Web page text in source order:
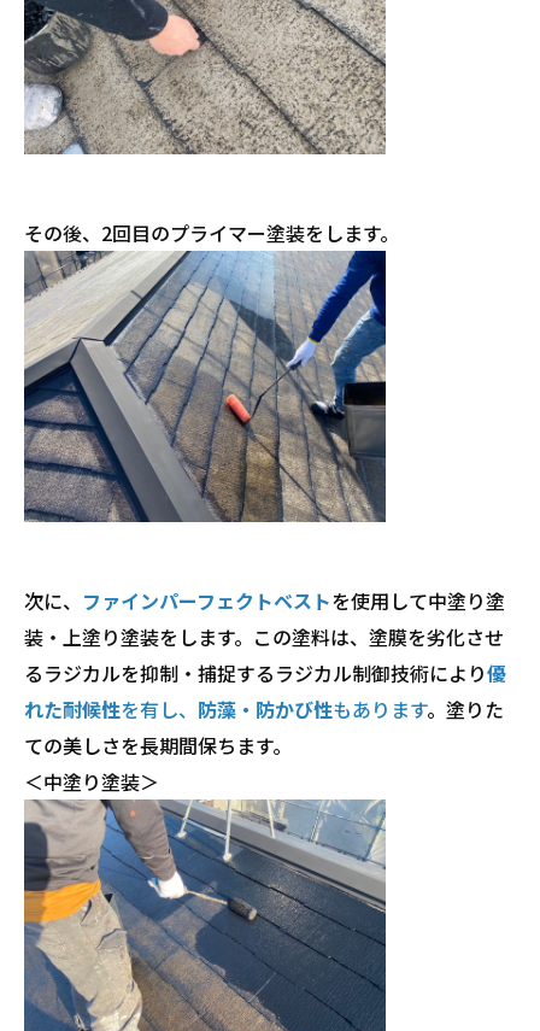
その後、2回目のプライマー塗装をします。
次に、 ファインパーフェクトベストを使用して中塗り塗
装・上塗り塗装をします。この塗料は、塗膜を劣化させ
るラジカルを抑制・捕捉するラジカル制御技術により優
れた耐候性を有し、 防藻・防かび性もあります。塗りた
ての美しさを長期間保ちます。
＜中塗り塗装＞